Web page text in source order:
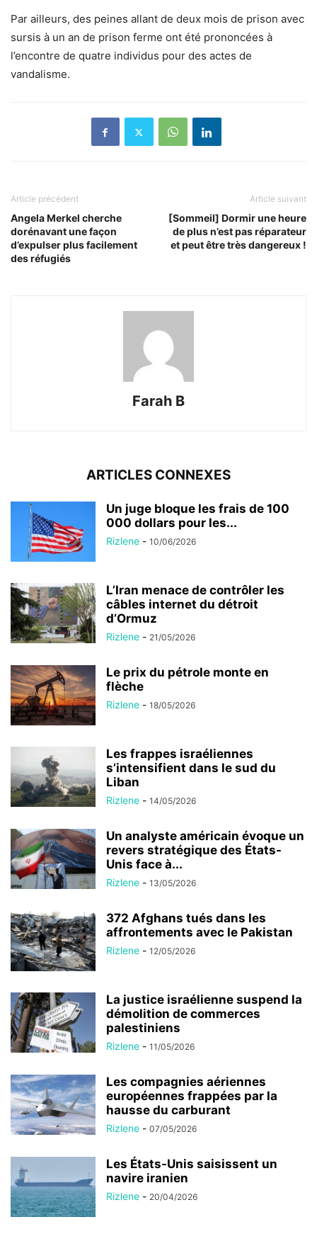
Par ailleurs, des peines allant de deux mois de prison avec
sursis à un an de prison ferme ont été prononcées à
l’encontre de quatre individus pour des actes de
vandalisme.
Article précédent
Angela Merkel cherche
dorénavant une façon
d’expulser plus facilement
des réfugiés
Article suivant
[Sommeil] Dormir une heure
de plus n’est pas réparateur
et peut être très dangereux !
Farah B
ARTICLES CONNEXES
Un juge bloque les frais de 100
000 dollars pour les...
Rizlene - 10/06/2026
L’Iran menace de contrôler les
câbles internet du détroit
d’Ormuz
Rizlene - 21/05/2026
Le prix du pétrole monte en
flèche
Rizlene - 18/05/2026
Les frappes israéliennes
s’intensifient dans le sud du
Liban
Rizlene - 14/05/2026
Un analyste américain évoque un
revers stratégique des États-
Unis face à...
Rizlene - 13/05/2026
372 Afghans tués dans les
affrontements avec le Pakistan
Rizlene - 12/05/2026
La justice israélienne suspend la
démolition de commerces
palestiniens
Rizlene - 11/05/2026
Les compagnies aériennes
européennes frappées par la
hausse du carburant
Rizlene - 07/05/2026
Les États-Unis saisissent un
navire iranien
Rizlene - 20/04/2026